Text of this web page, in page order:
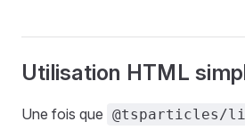
Utilisation HTML
Une fois que @tsparticles/